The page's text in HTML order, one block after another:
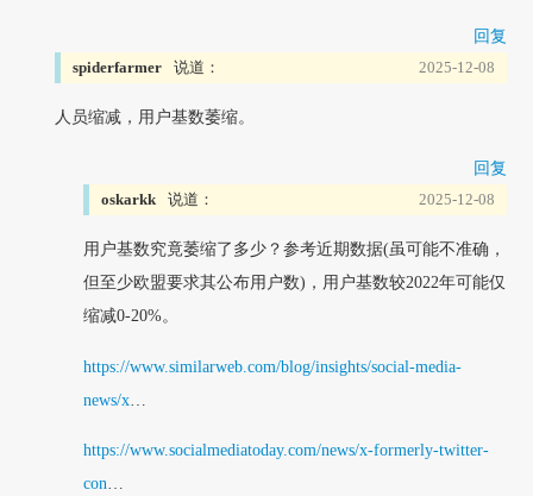
回复
spiderfarmer 说道： 2025-12-08
人员缩减，用户基数萎缩。
回复
oskarkk 说道： 2025-12-08
用户基数究竟萎缩了多少？参考近期数据(虽可能不准确，
但至少欧盟要求其公布用户数)，用户基数较2022年可能仅
缩减0-20%。
https://www.similarweb.com/blog/insights/social-media-
news/x
https://www.socialmediatoday.com/news/x-formerly-twitter-
con